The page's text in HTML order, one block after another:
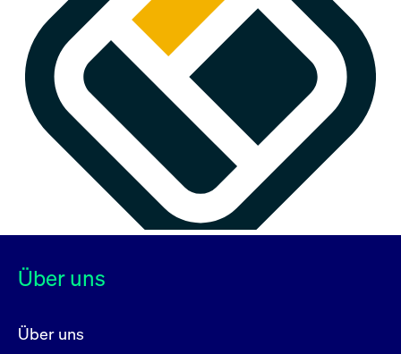
Über uns
Über uns